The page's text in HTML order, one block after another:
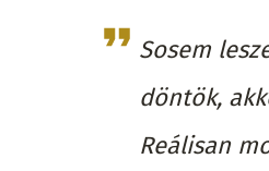
Sosem
döntök,
Reálisan